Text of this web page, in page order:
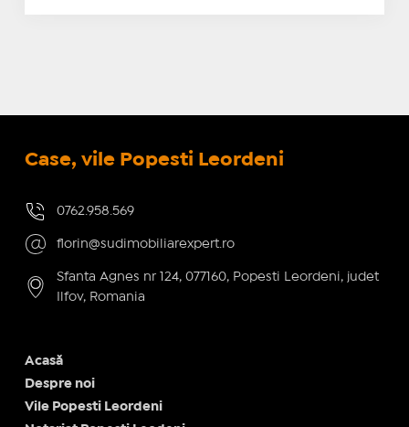
Case, vile Popesti Leordeni
0762.958.569
florin@sudimobiliarexpert.ro
Sfanta Agnes nr 124, 077160, Popesti Leordeni, judet
Ilfov, Romania
Acasă
Despre noi
Vile Popesti Leordeni